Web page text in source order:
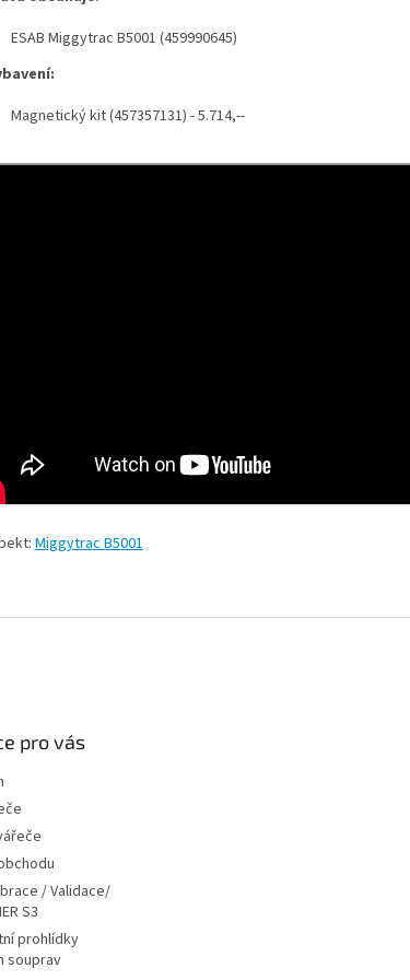
ESAB Miggytrac B5001 (459990645)
Magnetický kit (457357131) - 5.714,--
Miggytrac B5001
pro vás
/ Validace/
S3
prohlídky
souprav